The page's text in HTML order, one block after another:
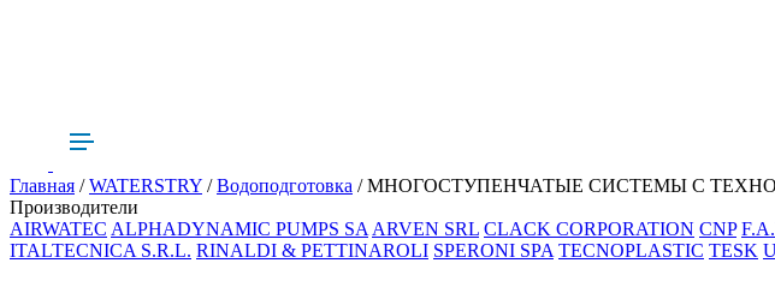
Главная /WATERSTRY /Водоподготовка / МНОГОСТУПЕНЧАТЫЕ СИСТЕМЫ C
Производители
AIRWATEC ALPHADYNAMIC PUMPS SAARVEN SRL CLACK CORPORATION CNP
ITALTECNICA S.R.L. RINALDI & PETTINAROLI SPERONI SPA TECNOPLASTIC TESK